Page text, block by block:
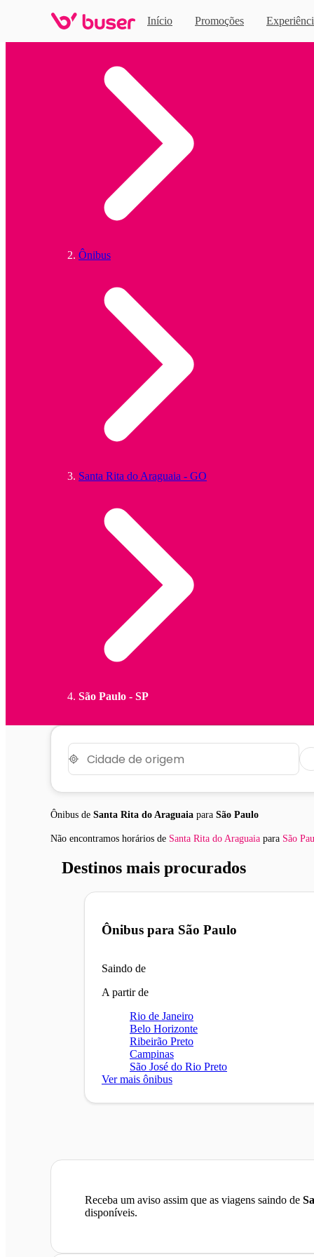
Início Promoções
Ônibus
Santa Rita do Araguaia - GO
São Paulo - SP
Ônibus de Santa Rita do Araguaia para São Paulo
Não encontramos horários de Santa Rita do Araguaia para São
Destinos mais procurados
Ônibus para São Paulo
Saindo de
A partir de
Rio de Janeiro
Belo Horizonte
Ribeirão Preto
Campinas
São José do Rio Preto
Ver mais ônibus
Receba um aviso assim que as viagens saindo de
disponíveis.